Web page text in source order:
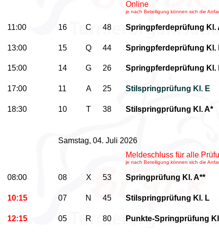
Online
je nach Beteiligung können sich die
11:00 16 C 48 Springpferdeprüfung Kl.
13:00 15 Q 44 Springpferdeprüfung Kl.
15:00 14 G 26 Springpferdeprüfung Kl.
17:00 11 A 25 Stilspringprüfung Kl. E
18:30 10 T 38 Stilspringprüfung Kl. A*
Samstag, 04. Juli 2026
Meldeschluss für alle
je nach Beteiligung können sich die
08:00 08 X 53 Springprüfung Kl. A**
10:15 07 N 45 Stilspringprüfung Kl. L
12:15 05 R 80 Punkte-Springprüfung